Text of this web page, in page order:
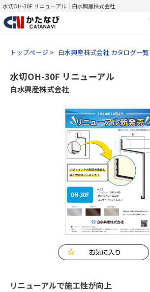
水切OH-30F リニューアル｜白水興産株式会社
トップページ 白水興産株式会社 カタログ一覧
水切OH-30F リニューアル
白水興産株式会社
リニューアルで施工性が向上